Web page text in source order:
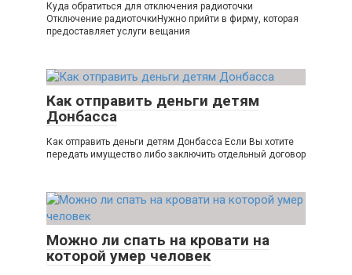
Куда обратиться для отключения радиоточки
Отключение радиоточкиНужно прийти в фирму, которая
предоставляет услуги вещания
Как отправить деньги детям
Донбасса
Как отправить деньги детям Донбасса Если Вы хотите
передать имущество либо заключить отдельный договор
Можно ли спать на кровати на
которой умер человек